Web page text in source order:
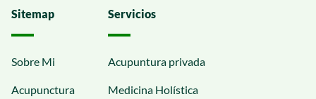
Sitemap
Sobre Mi
Acupunctura
Servicios
Acupuntura privada
Medicina Holística